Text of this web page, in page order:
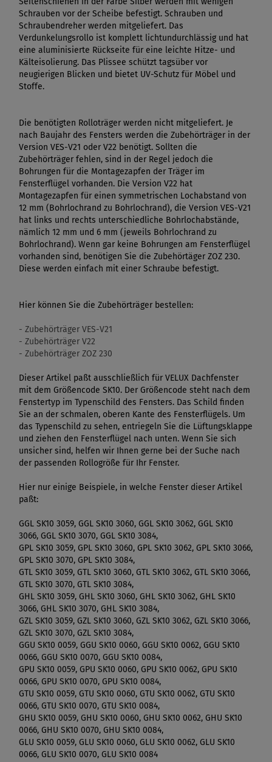
Schrauben vor der Scheibe befestigt. Schrauben und
Schraubendreher werden mitgeliefert. Das
Verdunkelungsrollo ist komplett lichtundurchlässig und hat
eine aluminisierte Rückseite für eine leichte Hitze- und
Kälteisolierung. Das Plissee schützt tagsüber vor
neugierigen Blicken und bietet UV-Schutz für Möbel und
Stoffe.
Die benötigten Rolloträger werden nicht mitgeliefert. Je
nach Baujahr des Fensters werden die Zubehörträger in der
Version VES-V21 oder V22 benötigt. Sollten die
Zubehörträger fehlen, sind in der Regel jedoch die
Bohrungen für die Montagezapfen der Träger im
Fensterflügel vorhanden. Die Version V22 hat
Montagezapfen für einen symmetrischen Lochabstand von
12 mm (Bohrlochrand zu Bohrlochrand), die Version VES-V21
hat links und rechts unterschiedliche Bohrlochabstände,
nämlich 12 mm und 6 mm (jeweils Bohrlochrand zu
Bohrlochrand). Wenn gar keine Bohrungen am Fensterflügel
vorhanden sind, benötigen Sie die Zubehörtäger ZOZ 230.
Diese werden einfach mit einer Schraube befestigt.
Hier können Sie die Zubehörträger bestellen:
- Zubehörträger VES-V21
- Zubehörträger V22
- Zubehörträger ZOZ 230
Dieser Artikel paßt ausschließlich für VELUX Dachfenster
mit dem Größencode SK10. Der Größencode steht nach dem
Fenstertyp im Typenschild des Fensters. Das Schild finden
Sie an der schmalen, oberen Kante des Fensterflügels. Um
das Typenschild zu sehen, entriegeln Sie die Lüftungsklappe
und ziehen den Fensterflügel nach unten. Wenn Sie sich
unsicher sind, helfen wir Ihnen gerne bei der Suche nach
der passenden Rollogröße für Ihr Fenster.
Hier nur einige Beispiele, in welche Fenster dieser Artikel
paßt:
GGL SK10 3059, GGL SK10 3060, GGL SK10 3062, GGL SK10
3066, GGL SK10 3070, GGL SK10 3084,
GPL SK10 3059, GPL SK10 3060, GPL SK10 3062, GPL SK10 3066,
GPL SK10 3070, GPL SK10 3084,
GTL SK10 3059, GTL SK10 3060, GTL SK10 3062, GTL SK10 3066,
GTL SK10 3070, GTL SK10 3084,
GHL SK10 3059, GHL SK10 3060, GHL SK10 3062, GHL SK10
3066, GHL SK10 3070, GHL SK10 3084,
GZL SK10 3059, GZL SK10 3060, GZL SK10 3062, GZL SK10 3066,
GZL SK10 3070, GZL SK10 3084,
GGU SK10 0059, GGU SK10 0060, GGU SK10 0062, GGU SK10
0066, GGU SK10 0070, GGU SK10 0084,
GPU SK10 0059, GPU SK10 0060, GPU SK10 0062, GPU SK10
0066, GPU SK10 0070, GPU SK10 0084,
GTU SK10 0059, GTU SK10 0060, GTU SK10 0062, GTU SK10
0066, GTU SK10 0070, GTU SK10 0084,
GHU SK10 0059, GHU SK10 0060, GHU SK10 0062, GHU SK10
0066, GHU SK10 0070, GHU SK10 0084,
GLU SK10 0059, GLU SK10 0060, GLU SK10 0062, GLU SK10
0066, GLU SK10 0070, GLU SK10 0084